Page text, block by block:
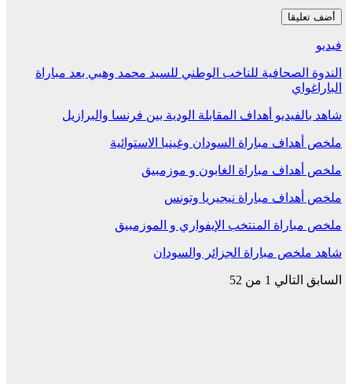
فيديو
الندوة الصحافية للناخب الوطني للسيد محمد وهبي بعد مباراة
الباراغواي
شاهد بالفيديو أهداف المقابلة الودية بين فرنسا والبرازيل
ملخص أهداف مباراة السودان وغينيا الاستوائية
ملخص أهداف مباراة الغابون و موزمبيق
ملخص أهداف مباراة نيجيريا وتونس
ملخص مباراة المنتخب الإيفواري و الموزمبيق
شاهد ملخص مباراة الجزائر والسودان
السابق التالي 1 من 52